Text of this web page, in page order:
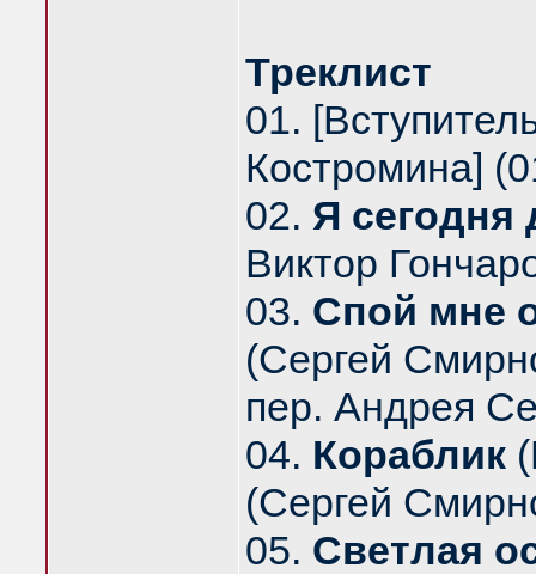
Треклист
01.
Костромина]
02. Я
Виктор
03. Спой мне
(Сергей
пер. Андрея
04. Кораблик
(Сергей
05. Светлая